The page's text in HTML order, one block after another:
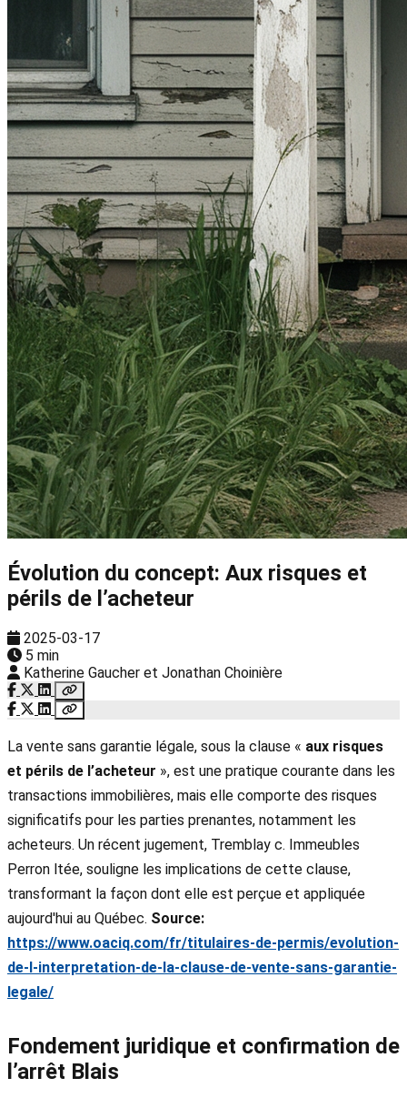
Évolution du concept: Aux risques et
périls de l’acheteur
2025-03-17
5 min
Katherine Gaucher et Jonathan Choinière
La vente sans garantie légale, sous la clause « aux risques
et périls de l’acheteur », est une pratique courante dans les
transactions immobilières, mais elle comporte des risques
significatifs pour les parties prenantes, notamment les
acheteurs. Un récent jugement, Tremblay c. Immeubles
Perron ltée, souligne les implications de cette clause,
transformant la façon dont elle est perçue et appliquée
aujourd'hui au Québec. Source:
https://www.oaciq.com/fr/titulaires-de-permis/evolution-
de-l-interpretation-de-la-clause-de-vente-sans-garantie-
legale/
Fondement juridique et confirmation de
l’arrêt Blais